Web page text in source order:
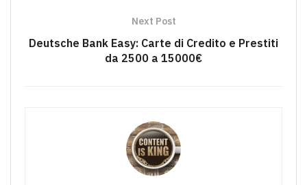
Next Post
Deutsche Bank Easy: Carte di Credito e Prestiti
da 2500 a 15000€